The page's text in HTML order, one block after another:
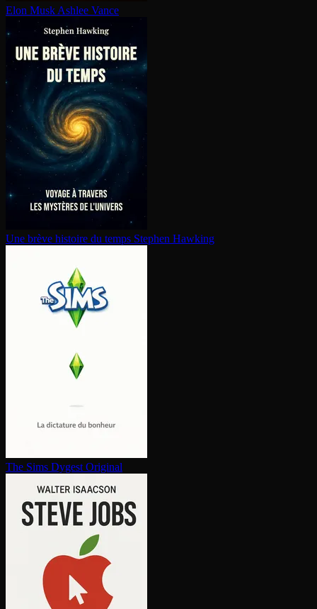
Elon Musk Ashlee Vance
Une brève histoire du temps Stephen Hawking
The Sims Dygest Original